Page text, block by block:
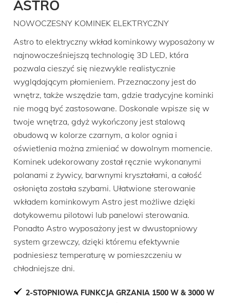
ASTRO
NOWOCZESNY KOMINEK ELEKTRYCZNY
Astro to elektryczny wkład kominkowy wyposażony w
najnowocześniejszą technologię 3D LED, która
pozwala cieszyć się niezwykle realistycznie
wyglądającym płomieniem. Przeznaczony jest do
wnętrz, także wszędzie tam, gdzie tradycyjne kominki
nie mogą być zastosowane. Doskonale wpisze się w
twoje wnętrza, gdyż wykończony jest stalową
obudową w kolorze czarnym, a kolor ognia i
oświetlenia można zmieniać w dowolnym momencie.
Kominek udekorowany został ręcznie wykonanymi
polanami z żywicy, barwnymi kryształami, a całość
osłonięta została szybami. Ułatwione sterowanie
wkładem kominkowym Astro jest możliwe dzięki
dotykowemu pilotowi lub panelowi sterowania.
Ponadto Astro wyposażony jest w dwustopniowy
system grzewczy, dzięki któremu efektywnie
podniesiesz temperaturę w pomieszczeniu w
chłodniejsze dni.
2-STOPNIOWA FUNKCJA GRZANIA 1500 W & 3000 W